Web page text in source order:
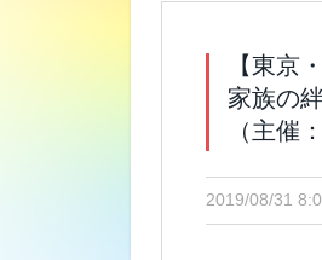
【東京
家族の
（主催
2019/08/31